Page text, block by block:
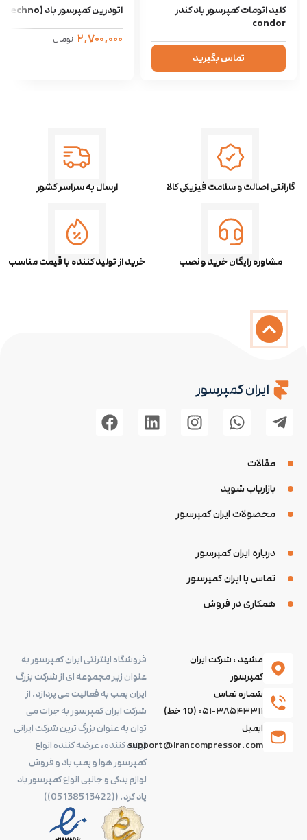
کلید اتومات کمپرسور باد کندر
condor
تماس بگیرید
اتودرین کمپرسور باد (techno)
۲,۷۰۰,۰۰۰ تومان
گارانتی اصالت و سلامت فیزیکی کالا ارسال به سراسر کشور
مشاوره رایگان خرید و نصب خرید از تولید کننده با قیمت مناسب
درباره ایران کمپرسور
تماس با ایران کمپرسور
همکاری در فروش
مقالات
بازاریاب شوید
محصولات ایران کمپرسور
ایران کمپرسور
فروشگاه اینترنتی ایران کمپرسور به
عنوان زیر مجموعه ای از شرکت بزرگ
ایران پمپ به فعالیت می پردازد. از
شرکت ایران کمپرسور به جرات می
توان به عنوان بزرگ ترین شرکت ایرانی
تولید کننده، عرضه کننده انواع
کمپرسور هوا و پمپ باد و فروش
لوازم یدکی و جانبی انواع کمپرسور باد
یاد کرد. ((05138513422))
مشهد ، شرکت ایران
کمپرسور
شماره تماس
۰۵۱-۳۸۵۴۳۳۱۱ (10 خط)
ایمیل
support@irancompressor.com